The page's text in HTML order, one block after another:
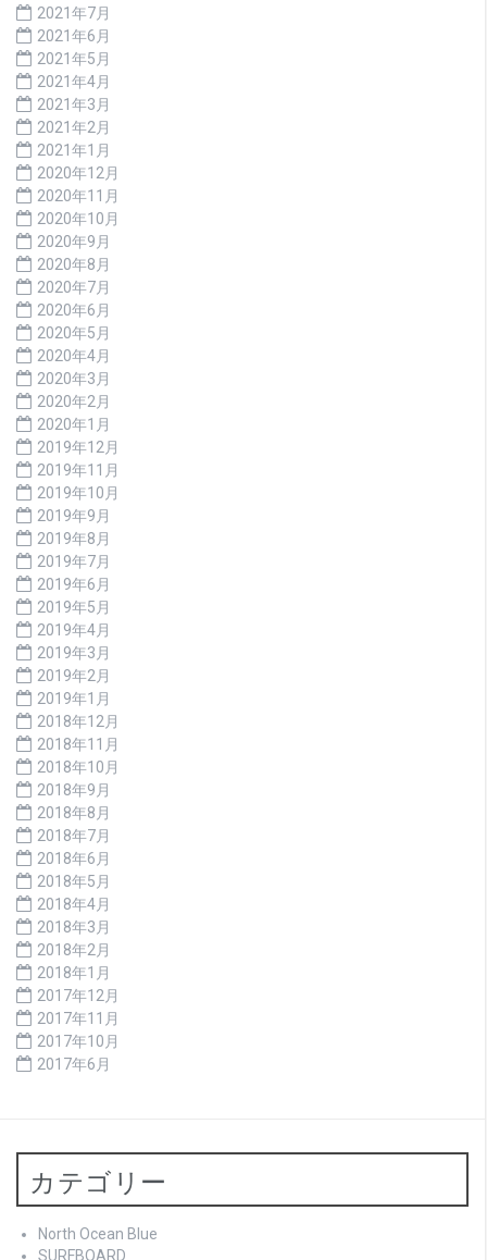
2021年7月
2021年6月
2021年5月
2021年4月
2021年3月
2021年2月
2021年1月
2020年12月
2020年11月
2020年10月
2020年9月
2020年8月
2020年7月
2020年6月
2020年5月
2020年4月
2020年3月
2020年2月
2020年1月
2019年12月
2019年11月
2019年10月
2019年9月
2019年8月
2019年7月
2019年6月
2019年5月
2019年4月
2019年3月
2019年2月
2019年1月
2018年12月
2018年11月
2018年10月
2018年9月
2018年8月
2018年7月
2018年6月
2018年5月
2018年4月
2018年3月
2018年2月
2018年1月
2017年12月
2017年11月
2017年10月
2017年6月
カテゴリー
North Ocean Blue
SURFBOARD